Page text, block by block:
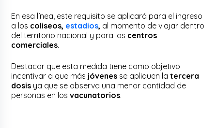
En esa línea, este requisito se aplicará para el ingreso
a los coliseos, estadios, al momento de viajar dentro
del territorio nacional y para los centros
comerciales.
Destacar que esta medida tiene como objetivo
incentivar a que más jóvenes se apliquen la tercera
dosis ya que se observa una menor cantidad de
personas en losvacunatorios.